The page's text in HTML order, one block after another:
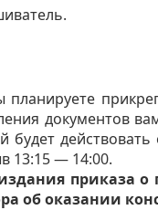
планируете
документов
будет
13:15 — 14:00.
приказа о
об оказании